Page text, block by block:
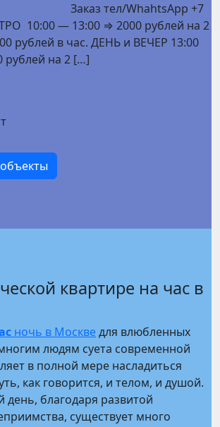
тел/WhahtsApp +7
10:00 — 13:00 ⇒ 2000 рублей на 2
рублей в час. ДЕНЬ и ВЕЧЕР 13:00
на 2 […]
квартире на час в
ночь в Москве для влюбленных
людям суета современной
в полной мере насладиться
как говорится, и телом, и душой.
день, благодаря развитой
существует много